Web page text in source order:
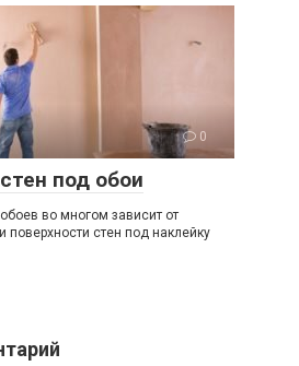
0
под обои
во многом зависит от
поверхности стен под наклейку